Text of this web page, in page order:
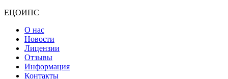
ЕЦОИПС
О нас
Новости
Лицензии
Отзывы
Информация
Контакты